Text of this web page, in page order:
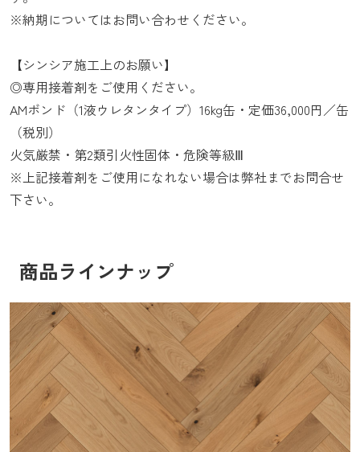
※納期についてはお問い合わせください。
【シンシア施工上のお願い】
◎専用接着剤をご使用ください。
AMボンド（1液ウレタンタイプ）16kg缶・定価36,000円／缶
（税別）
火気厳禁・第2類引火性固体・危険等級Ⅲ
※上記接着剤をご使用になれない場合は弊社までお問合せ
下さい。
商品ラインナップ